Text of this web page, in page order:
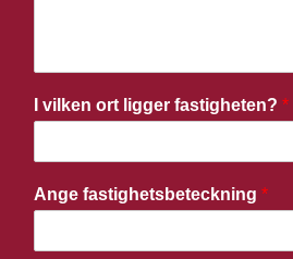
I vilken ort ligger fastigheten? *
Ange fastighetsbeteckning *